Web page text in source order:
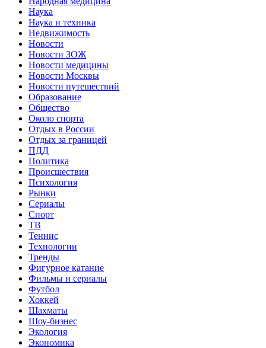
Наука
Наука и техника
Недвижимость
Новости
Новости ЗОЖ
Новости медицины
Новости Москвы
Новости путешествий
Образование
Общество
Около спорта
Отдых в России
Отдых за границей
ПДД
Политика
Происшествия
Психология
Рынки
Сериалы
Спорт
ТВ
Теннис
Технологии
Тренды
Фигурное катание
Фильмы и сериалы
Футбол
Хоккей
Шахматы
Шоу-бизнес
Экология
Экономика